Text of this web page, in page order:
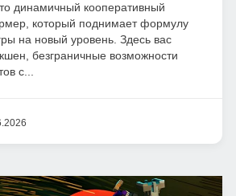
динамичный кооперативный
который поднимает формулу
на новый уровень. Здесь вас
безграничные возможности
с...